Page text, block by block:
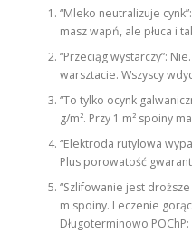
“Mleko neutralizuje
masz wapń, ale płuca i
“Przeciąg wystarczy”:
warsztacie. Wszyscy
“To tylko ocynk
g/m². Przy 1 m² spoiny
“Elektroda rutylowa
Plus porowatość
“Szlifowanie jest droższe
m spoiny. Leczenie
Długoterminowo